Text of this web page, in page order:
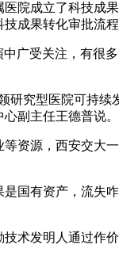
成立了科技成果
成果转化审批流程
受关注，有很多
究型医院可持续发
副主任王德普说。
源，西安交大一
有资产，流失咋
发明人通过作价